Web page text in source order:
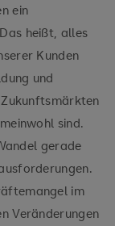
ein
heißt, alles
Kunden
und
sind.
gerade
im
Veränderungen